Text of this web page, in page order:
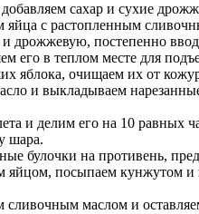
сахар и сухие
яйца с растопленным
дрожжевую, постепенно
его в теплом месте для
яблока, очищаем их от
и выкладываем
и делим его на 10
шара.
булочки на противень,
посыпаем кунжутом и
маслом и